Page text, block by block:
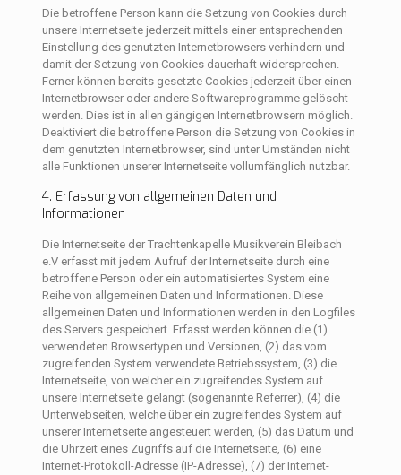
Die betroffene Person kann die Setzung von Cookies durch
unsere Internetseite jederzeit mittels einer entsprechenden
Einstellung des genutzten Internetbrowsers verhindern und
damit der Setzung von Cookies dauerhaft widersprechen.
Ferner können bereits gesetzte Cookies jederzeit über einen
Internetbrowser oder andere Softwareprogramme gelöscht
werden. Dies ist in allen gängigen Internetbrowsern möglich.
Deaktiviert die betroffene Person die Setzung von Cookies in
dem genutzten Internetbrowser, sind unter Umständen nicht
alle Funktionen unserer Internetseite vollumfänglich nutzbar.
4. Erfassung von allgemeinen Daten und
Informationen
Die Internetseite der Trachtenkapelle Musikverein Bleibach
e.V erfasst mit jedem Aufruf der Internetseite durch eine
betroffene Person oder ein automatisiertes System eine
Reihe von allgemeinen Daten und Informationen. Diese
allgemeinen Daten und Informationen werden in den Logfiles
des Servers gespeichert. Erfasst werden können die (1)
verwendeten Browsertypen und Versionen, (2) das vom
zugreifenden System verwendete Betriebssystem, (3) die
Internetseite, von welcher ein zugreifendes System auf
unsere Internetseite gelangt (sogenannte Referrer), (4) die
Unterwebseiten, welche über ein zugreifendes System auf
unserer Internetseite angesteuert werden, (5) das Datum und
die Uhrzeit eines Zugriffs auf die Internetseite, (6) eine
Internet-Protokoll-Adresse (IP-Adresse), (7) der Internet-